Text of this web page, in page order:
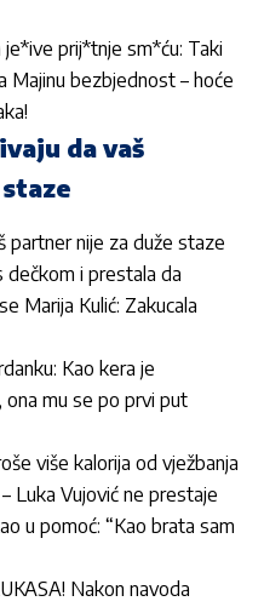
prij*tnje sm*ću: Taki
Majinu bezbjednost – hoće
da vaš
partner nije za duže staze
dečkom i prestala da
Marija Kulić: Zakucala
Kao kera je
mu se po prvi put
više kalorija od vježbanja
Luka Vujović ne prestaje
u pomoć: “Kao brata sam
Nakon navoda